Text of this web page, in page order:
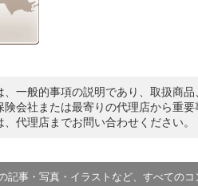
、一般的事項の説明であり、取扱商
険会社または最寄りの代理店から重
代理店までお問い合わせください。
記事・写真・イラストなど、すべての